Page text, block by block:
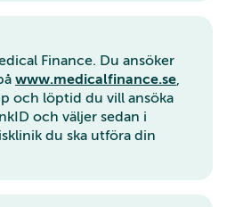
Finance. Du ansöker
www.medicalfinance.se,
och löptid du vill ansöka
och väljer sedan i
du ska utföra din